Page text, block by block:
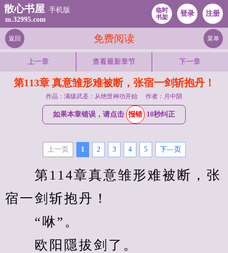
散心书屋 手机版
m.32995.com
临时
书架
登录 注册
免费阅读
返回 菜单
上一章 查看最新章节 下一章
第113章 真意雏形难被断，张宿一剑斩抱丹！
作品：满级武圣：从绝世神功开始 作者：月中阴
如果本章错误，请点击 报错 10秒纠正
上一页 1 2 3 4 5 下—页
第114章真意雏形难被断，张
宿一剑斩抱丹！
“咻”。
欧阳隱拔剑了。